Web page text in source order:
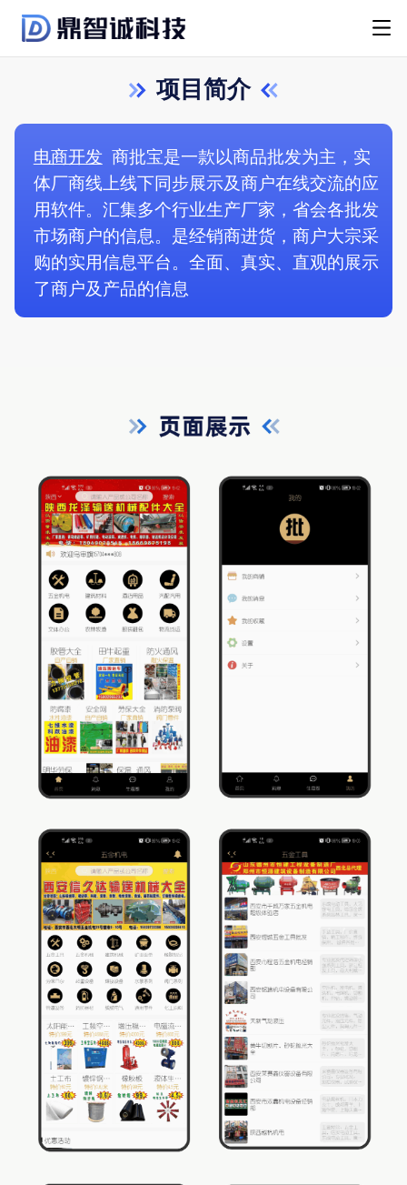
项目简介
电商开发商批宝是一款以商品批发为主，实
体厂商线上线下同步展示及商户在线交流的应
用软件。汇集多个行业生产厂家，省会各批发
市场商户的信息。是经销商进货，商户大宗采
购的实用信息平台。全面、真实、直观的展示
了商户及产品的信息